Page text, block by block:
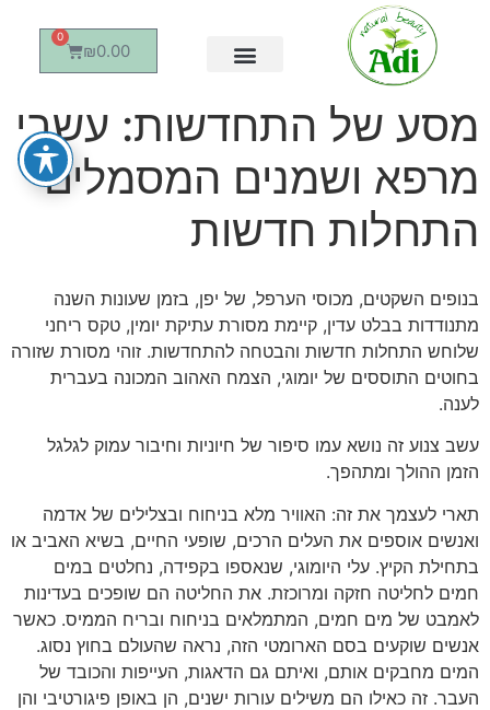
₪0.00
0
מסע של התחדשות: עשבי
מרפא ושמנים המסמלים
התחלות חדשות
בנופים השקטים, מכוסי הערפל, של יפן, בזמן שעונות השנה
מתנודדות בבלט עדין, קיימת מסורת עתיקת יומין, טקס ריחני
שלוחש התחלות חדשות והבטחה להתחדשות. זוהי מסורת שזורה
בחוטים התוססים של יומוגי, הצמח האהוב המכונה בעברית
לענה.
עשב צנוע זה נושא עמו סיפור של חיוניות וחיבור עמוק לגלגל
הזמן ההולך ומתהפך.
תארי לעצמך את זה: האוויר מלא בניחוח ובצלילים של אדמה
ואנשים אוספים את העלים הרכים, שופעי החיים, בשיא האביב או
בתחילת הקיץ. עלי היומוגי, שנאספו בקפידה, נחלטים במים
חמים לחליטה חזקה ומרוכזת. את החליטה הם שופכים בעדינות
לאמבט של מים חמים, המתמלאים בניחוח ובריח הממיס. כאשר
אנשים שוקעים בסם הארומטי הזה, נראה שהעולם בחוץ נסוג.
המים מחבקים אותם, ואיתם גם הדאגות, העייפות והכובד של
העבר. זה כאילו הם משילים עורות ישנים, הן באופן פיגורטיבי והן